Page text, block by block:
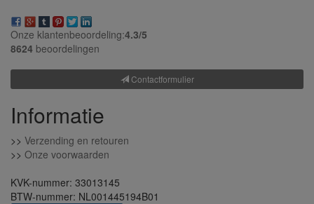
Onze klantenbeoordeling:4.3/5
8624 beoordelingen
Contactformulier
Informatie
>> Verzending en retouren
>> Onze voorwaarden
KVK-nummer: 33013145
BTW-nummer: NL001445194B01